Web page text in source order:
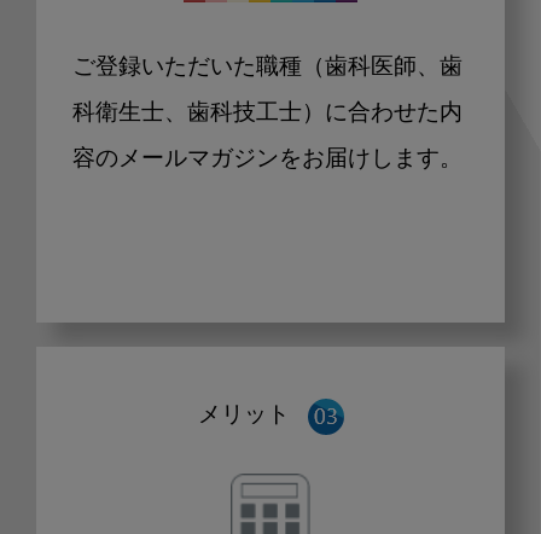
ご登録いただいた職種（歯科医師、歯
科衛生士、歯科技工士）に合わせた内
容のメールマガジンをお届けします。
メリット